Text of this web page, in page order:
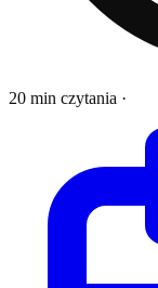
20 min czytania ·